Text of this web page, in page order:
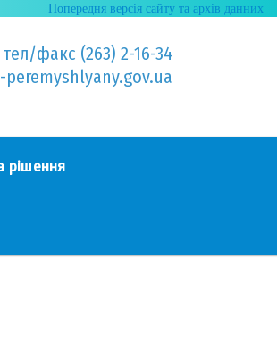
Попередня версія сайту та архів данних
факс (263) 2-16-34
рішення